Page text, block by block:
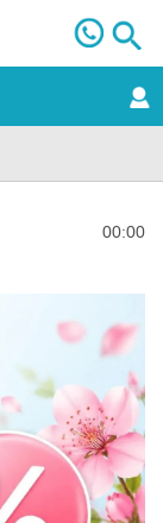
00:00